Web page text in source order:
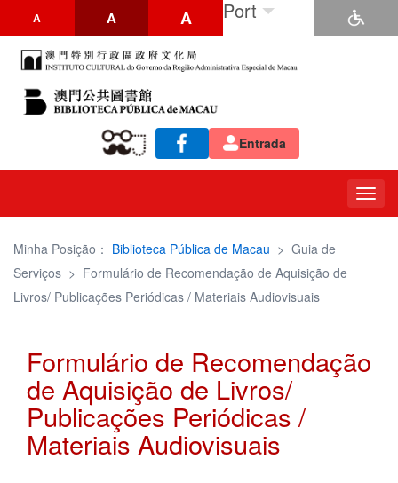
A A A Port
Entrada
Minha Posição： Biblioteca Pública de Macau > Guia de
Serviços > Formulário de Recomendação de Aquisição de
Livros/ Publicações Periódicas / Materiais Audiovisuais
Formulário de Recomendação
de Aquisição de Livros/
Publicações Periódicas /
Materiais Audiovisuais